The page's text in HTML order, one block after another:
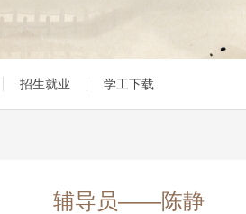
招生就业 学工下载
辅导员——陈静